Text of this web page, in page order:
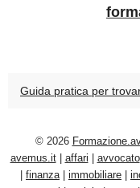
Guida pratica per
© 2026
avemus.it| affari avvocato
finanza| immobiliare